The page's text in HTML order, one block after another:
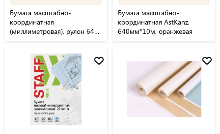
Бумага масштабно-
координатная
(миллиметровая), рулон 640
Бумага масштабно-
координатная AstKanz,
640мм*10м, оранжевая